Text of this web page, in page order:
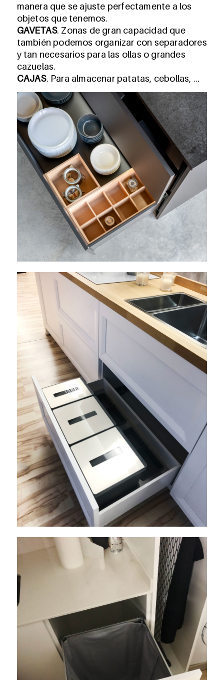
manera que se ajuste perfectamente a los
objetos que tenemos.
GAVETAS. Zonas de gran capacidad que
también podemos organizar con separadores
y tan necesarios para las ollas o grandes
cazuelas.
CAJAS. Para almacenar patatas, cebollas, …